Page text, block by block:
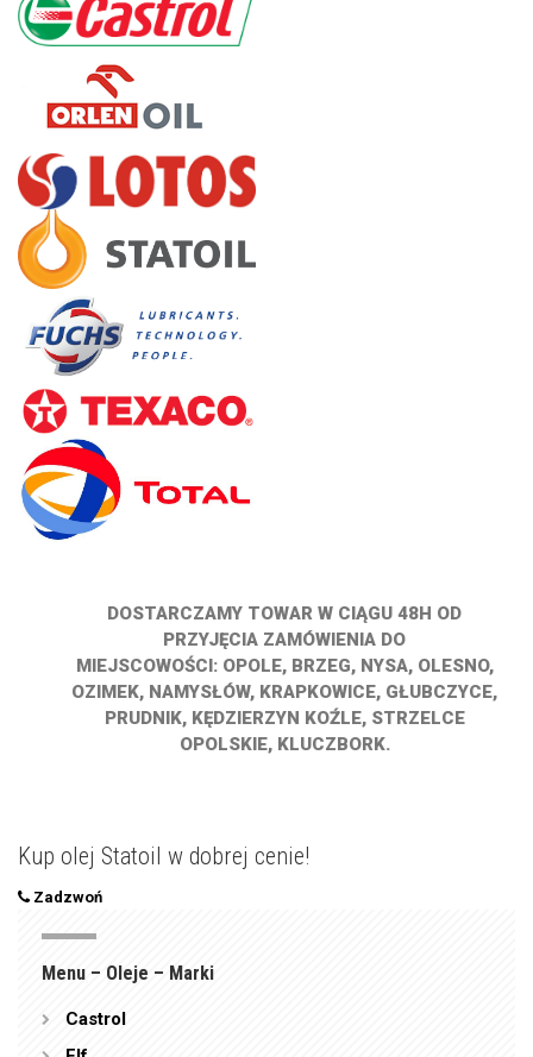
DOSTARCZAMY TOWAR W CIĄGU 48H OD
PRZYJĘCIA ZAMÓWIENIA DO
MIEJSCOWOŚCI: OPOLE, BRZEG, NYSA, OLESNO,
OZIMEK, NAMYSŁÓW, KRAPKOWICE, GŁUBCZYCE,
PRUDNIK, KĘDZIERZYN KOŹLE, STRZELCE
OPOLSKIE, KLUCZBORK.
Kup olej Statoil w dobrej cenie!
Zadzwoń
Menu – Oleje – Marki
Castrol